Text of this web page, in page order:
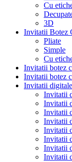
Cu
3D
Invitatii Botez
Pliate
Simple
Cu
Invitatii botez
Invitatii botez
Invitatii
Invitatii
Invitatii
Invitatii
Invitatii
Invitatii
Invitatii
Invitatii
Invitatii